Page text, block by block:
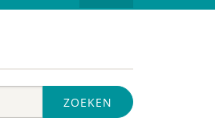
ZOEKEN